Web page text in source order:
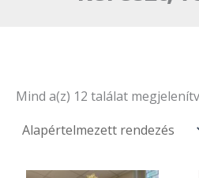
Mind a(z) 12 találat